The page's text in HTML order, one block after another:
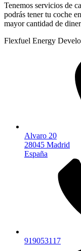
Tenemos servicios de
podrás tener tu coche
mayor cantidad de
Flexfuel Energy
Alvaro 20
28045 Madrid
España
919053117